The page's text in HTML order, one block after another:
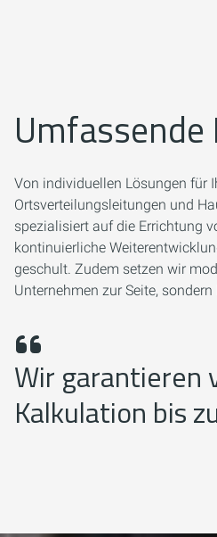
Von individuellen Lösungen für
Ortsverteilungsleitungen und
spezialisiert auf die Errichtung
kontinuierliche
geschult. Zudem setzen wir
Unternehmen zur Seite,
Wir garantieren
Kalkulation bis